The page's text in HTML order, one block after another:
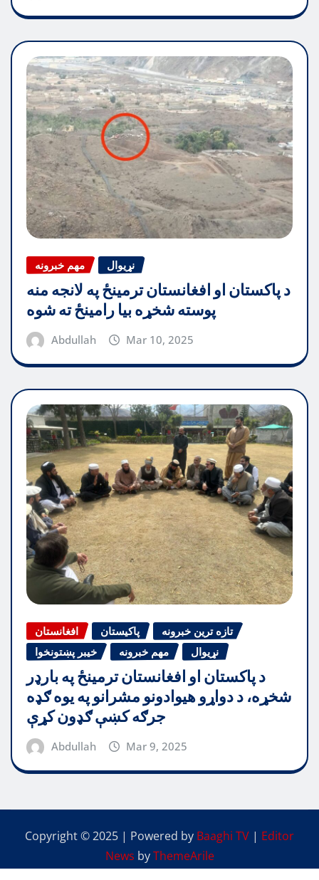
مهم خبرونه نړیوال
د پاکستان او افغانستان ترمینځ په لانجه منه
پوسته شخړه بیا رامینځ ته شوه
Abdullah Mar 10, 2025
افغانستان پاکیستان
تازه ترین خبرونه
خیبر پښتونخوا
مهم خبرونه نړیوال
د پاکستان او افغانستان ترمینځ په بارډر
شخړه، د دواړو هیوادونو مشرانو په یوه ګډه
جرګه کښې ګډون کړې
Abdullah Mar 9, 2025
Copyright © 2025 | Powered by Baaghi TV | Editor
News byThemeArile